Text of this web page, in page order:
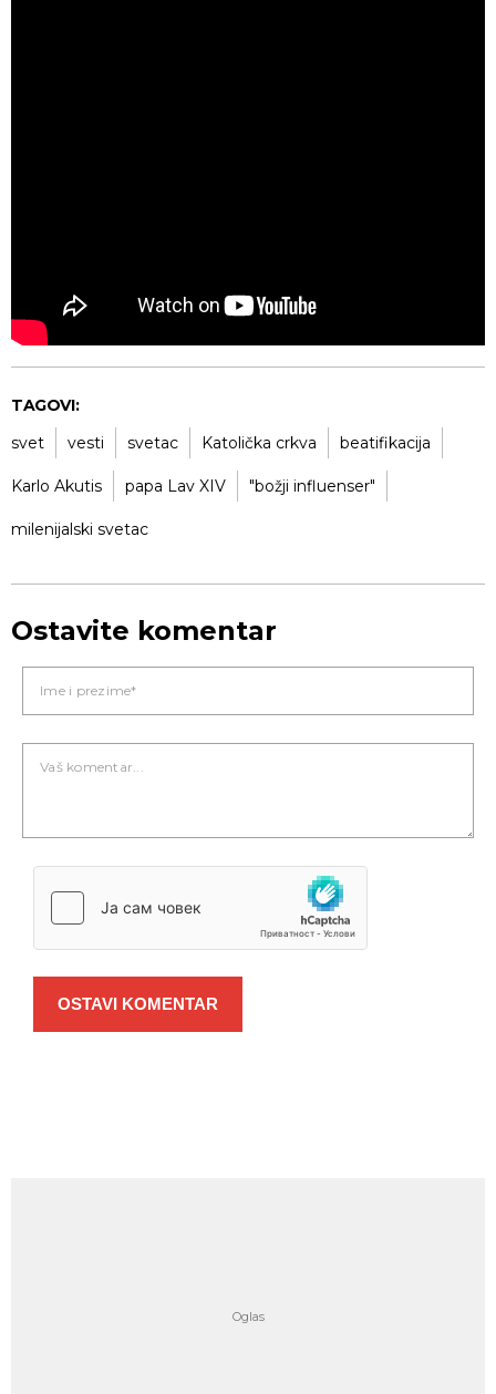
TAGOVI:
svet
vesti svetac Katolička crkva beatifikacija
Karlo Akutis papa Lav XIV "božji influenser"
milenijalski svetac
Ostavite komentar
OSTAVI KOMENTAR